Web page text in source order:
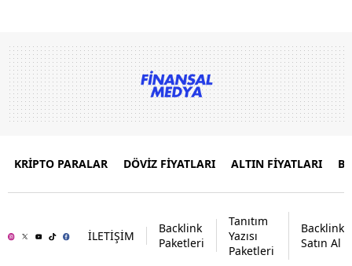
KRİPTO PARALAR DÖVİZ FİYATLARI ALTIN FİYATLARI
İLETİŞİM
Backlink
Paketleri
Tanıtım
Yazısı
Paketleri
Backlink
Satın Al